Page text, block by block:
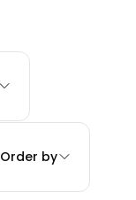
Order by